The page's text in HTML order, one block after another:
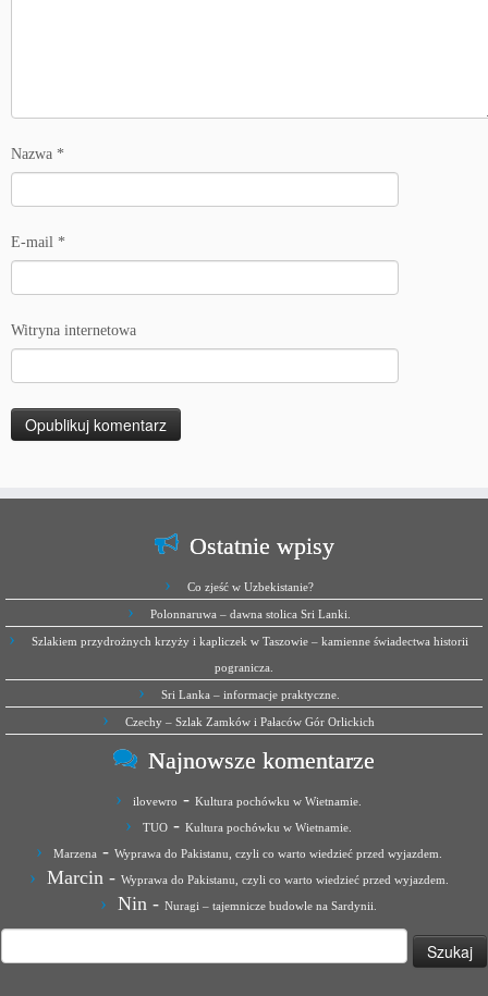
Nazwa *
E-mail *
Witryna internetowa
Ostatnie wpisy
Co zjeść w Uzbekistanie?
Polonnaruwa – dawna stolica Sri Lanki.
Szlakiem przydrożnych krzyży i kapliczek w Taszowie – kamienne świadectwa historii
pogranicza.
Sri Lanka – informacje praktyczne.
Czechy – Szlak Zamków i Pałaców Gór Orlickich
Najnowsze komentarze
ilovewro - Kultura pochówku w Wietnamie.
TUO - Kultura pochówku w Wietnamie.
Marzena - Wyprawa do Pakistanu, czyli co warto wiedzieć przed wyjazdem.
Marcin - Wyprawa do Pakistanu, czyli co warto wiedzieć przed wyjazdem.
Nin - Nuragi – tajemnicze budowle na Sardynii.